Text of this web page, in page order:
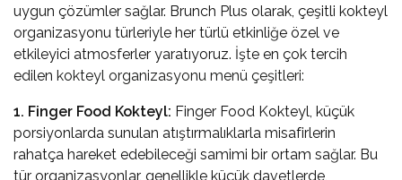
uygun çözümler sağlar. Brunch Plus olarak, çeşitli kokteyl
organizasyonu türleriyle her türlü etkinliğe özel ve
etkileyici atmosferler yaratıyoruz. İşte en çok tercih
edilen kokteyl organizasyonu menü çeşitleri:
1. Finger Food Kokteyl: Finger Food Kokteyl, küçük
porsiyonlarda sunulan atıştırmalıklarla misafirlerin
rahatça hareket edebileceği samimi bir ortam sağlar. Bu
tür organizasyonlar, genellikle küçük davetlerde,